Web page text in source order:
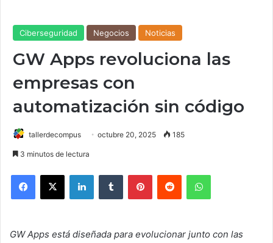
Ciberseguridad Negocios Noticias
GW Apps revoluciona las
empresas con
automatización sin código
tallerdecompus octubre 20, 2025 185
3 minutos de lectura
GW Apps está diseñada para evolucionar junto con las